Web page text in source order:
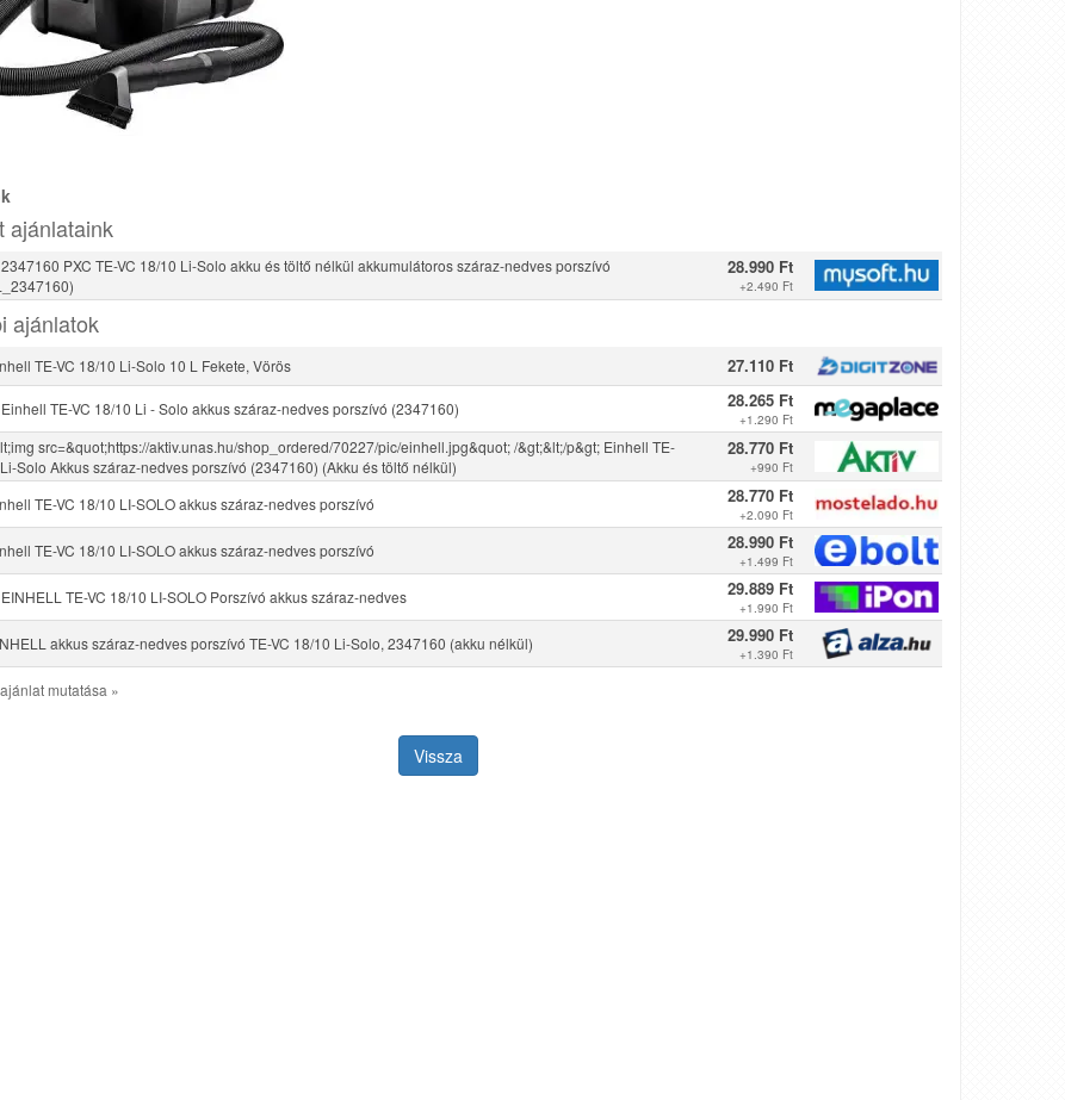
ajánlataink
PXC TE-VC 18/10 Li-Solo akku és töltő nélkül akkumulátoros száraz-nedves porszívó
28.990 Ft
+2.490 Ft
ajánlatok
TE-VC 18/10 Li-Solo 10 L Fekete, Vörös 27.110 Ft
TE-VC 18/10 Li - Solo akkus száraz-nedves porszívó (2347160) 28.265 Ft
+1.290 Ft
src=&quot;https://aktiv.unas.hu/shop_ordered/70227/pic/einhell.jpg&quot; /&gt;&lt;/p&gt; Einhell TE-
Solo Akkus száraz-nedves porszívó (2347160) (Akku és töltő nélkül)
28.770 Ft
+990 Ft
TE-VC 18/10 LI-SOLO akkus száraz-nedves porszívó 28.770 Ft
+2.090 Ft
TE-VC 18/10 LI-SOLO akkus száraz-nedves porszívó 28.990 Ft
+1.499 Ft
TE-VC 18/10 LI-SOLO Porszívó akkus száraz-nedves 29.889 Ft
+1.990 Ft
akkus száraz-nedves porszívó TE-VC 18/10 Li-Solo, 2347160 (akku nélkül) 29.990 Ft
+1.390 Ft
mutatása »
Vissza